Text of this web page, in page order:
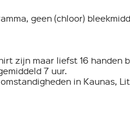
geen (chloor)
zijn maar liefst 16 handen
7 uur.
in Kaunas,